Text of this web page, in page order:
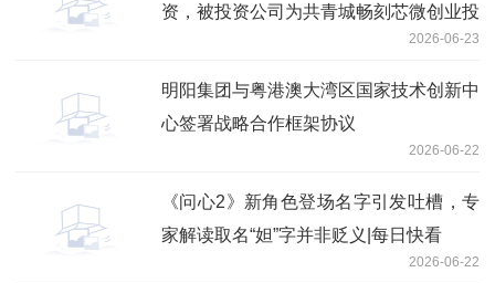
资，被投资公司为共青城畅刻芯微创业投
2026-06-23
明阳集团与粤港澳大湾区国家技术创新中
心签署战略合作框架协议
2026-06-22
《问心2》新角色登场名字引发吐槽，专
家解读取名“妲”字并非贬义|每日快看
2026-06-22